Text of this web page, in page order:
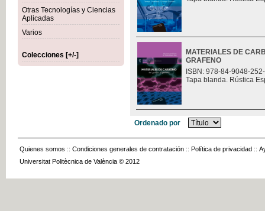
Otras Tecnologías y Ciencias
Aplicadas
Varios
Colecciones [+/-]
MATERIALES DE
GRAFENO
ISBN: 978-84-9048-
Tapa blanda. Rústica
Ordenado por
Quienes somos :: Condiciones generales de contratación :: Política de privacidad ::
Universitat Politècnica de València © 2012